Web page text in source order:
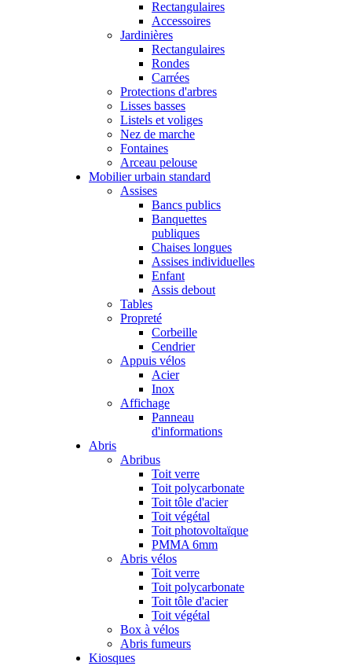
Rectangulaires
Accessoires
Jardinières
Rectangulaires
Rondes
Carrées
Protections d'arbres
Lisses basses
Listels et voliges
Nez de marche
Fontaines
Arceau pelouse
Mobilier urbain standard
Assises
Bancs publics
Banquettes
publiques
Chaises longues
Assises individuelles
Enfant
Assis debout
Tables
Propreté
Corbeille
Cendrier
Appuis vélos
Acier
Inox
Affichage
Panneau
d'informations
Abris
Abribus
Toit verre
Toit polycarbonate
Toit tôle d'acier
Toit végétal
Toit photovoltaïque
PMMA 6mm
Abris vélos
Toit verre
Toit polycarbonate
Toit tôle d'acier
Toit végétal
Box à vélos
Abris fumeurs
Kiosques